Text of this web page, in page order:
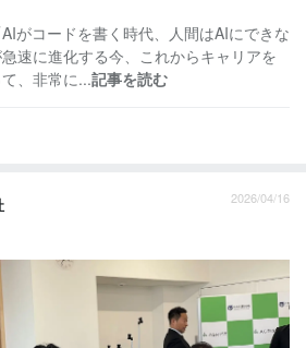
がコードを書く時代、人間はAIにできな
速に進化する今、これからキャリアを
、非常に...記事を読む
2026/04/16